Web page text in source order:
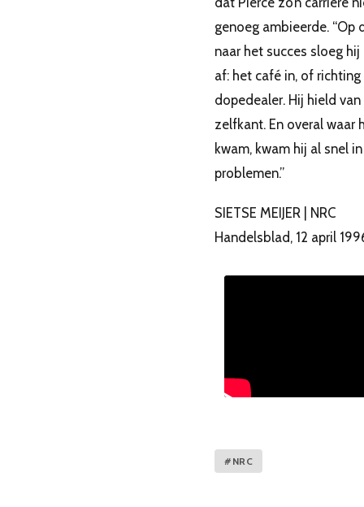
genoeg ambieerde. “Op
naar het succes sloeg
af: het café in, of richting
dopedealer. Hij hield van
zelfkant. En overal waar
kwam, kwam hij al snel
problemen.”
SIETSE MEIJER | NRC
Handelsblad, 12 april
#NRC